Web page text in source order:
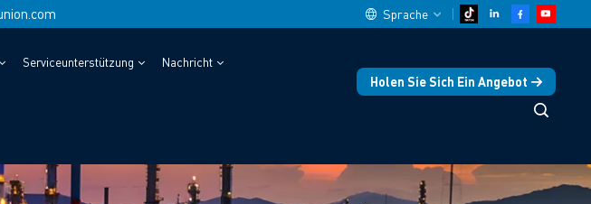
Sprache
English
español
Serviceunterstützung Nachricht
Holen Sie Sich Ein Angebot